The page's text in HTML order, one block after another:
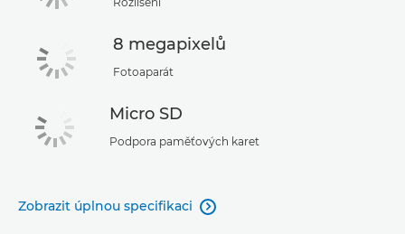
8 megapixelů
Fotoaparát
Micro SD
Podpora paměťových karet
Zobrazit úplnou specifikaci 